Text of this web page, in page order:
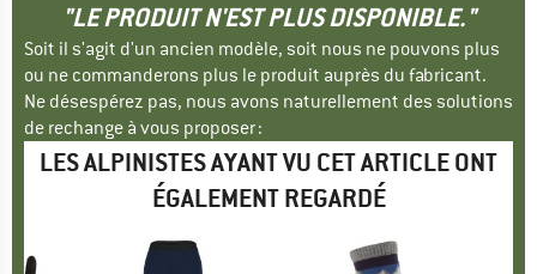
"LE PRODUIT N'EST PLUS DISPONIBLE."
Soit il s'agit d'un ancien modèle, soit nous ne pouvons plus
ou ne commanderons plus le produit auprès du fabricant.
Ne désespérez pas, nous avons naturellement des solutions
de rechange à vous proposer :
LES ALPINISTES AYANT VU CET ARTICLE ONT
ÉGALEMENT REGARDÉ